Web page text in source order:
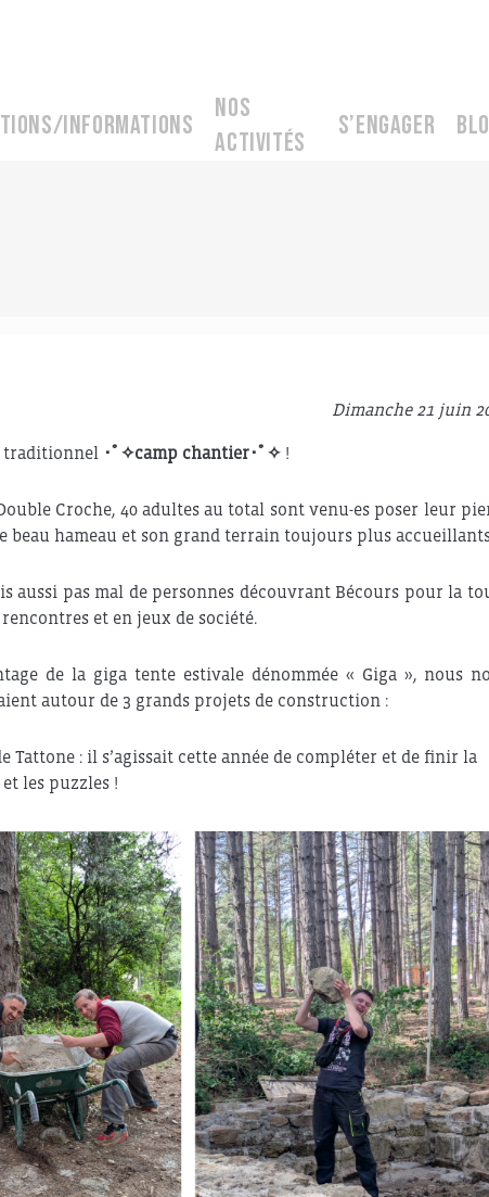
informations
Nos
activités
S’engager
Dimanche 21 juin
traditionnel ･ﾟ✧camp chantier･ﾟ✧ !
Croche, 40 adultes au total sont venu-es poser leur
beau hameau et son grand terrain toujours plus
aussi pas mal de personnes découvrant Bécours pour la
et en jeux de société.
de la giga tente estivale dénommée « Giga », nous
autour de 3 grands projets de construction :
Tattone : il s’agissait cette année de compléter et de finir la
les puzzles !